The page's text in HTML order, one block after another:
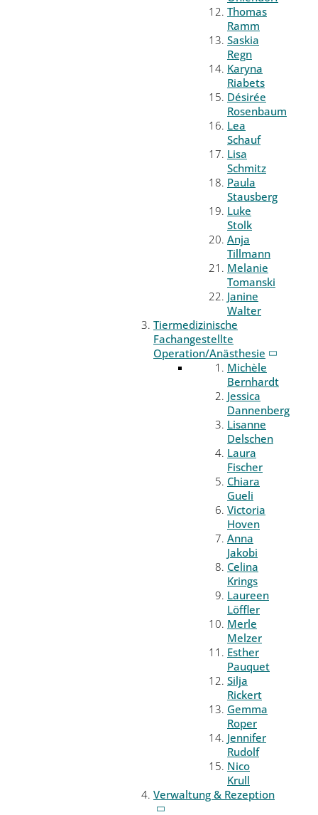
Thomas
Ramm
Saskia
Regn
Karyna
Riabets
Désirée
Rosenbaum
Lea
Schauf
Lisa
Schmitz
Paula
Stausberg
Luke
Stolk
Anja
Tillmann
Melanie
Tomanski
Janine
Walter
Tiermedizinische
Fachangestellte
Operation/Anästhesie
Michèle
Bernhardt
Jessica
Dannenberg
Lisanne
Delschen
Laura
Fischer
Chiara
Gueli
Victoria
Hoven
Anna
Jakobi
Celina
Krings
Laureen
Löffler
Merle
Melzer
Esther
Pauquet
Silja
Rickert
Gemma
Roper
Jennifer
Rudolf
Nico
Krull
Verwaltung & Rezeption